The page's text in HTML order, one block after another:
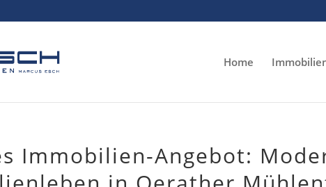
Home
Immobilien-Angebot: